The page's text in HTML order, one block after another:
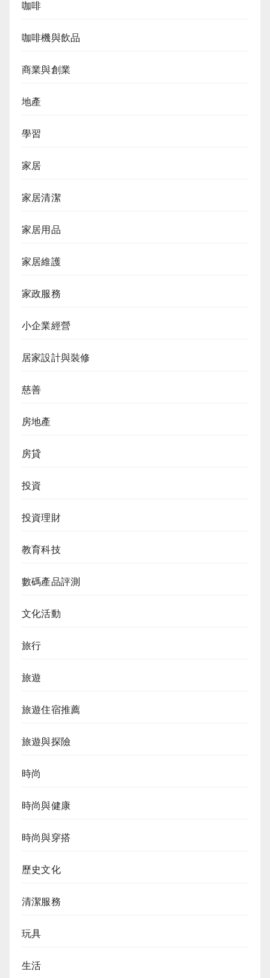
咖啡
咖啡機與飲品
商業與創業
地產
學習
家居
家居清潔
家居用品
家居維護
家政服務
小企業經營
居家設計與裝修
慈善
房地產
房貸
投資
投資理財
教育科技
數碼產品評測
文化活動
旅行
旅遊
旅遊住宿推薦
旅遊與探險
時尚
時尚與健康
時尚與穿搭
歷史文化
清潔服務
玩具
生活